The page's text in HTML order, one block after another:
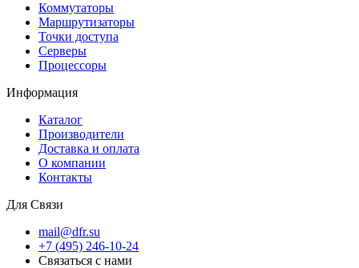
Коммутаторы
Маршрутизаторы
Точки доступа
Серверы
Процессоры
Информация
Каталог
Производители
Доставка и оплата
О компании
Контакты
Для Связи
mail@dfr.su
+7 (495) 246-10-24
Связаться с нами